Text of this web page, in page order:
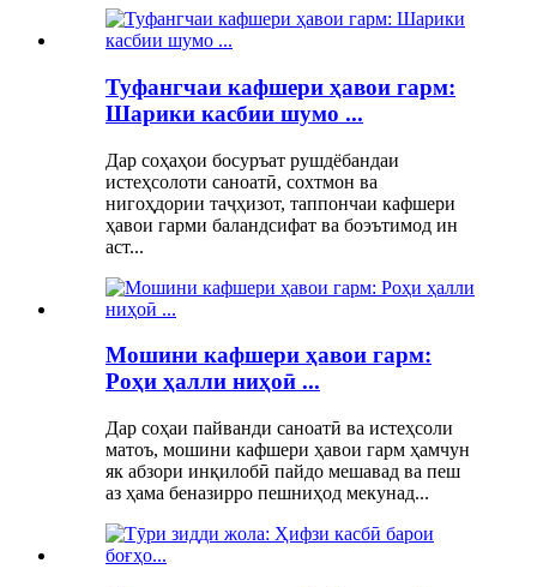
Туфангчаи кафшери ҳавои гарм:
Шарики касбии шумо ...
Дар соҳаҳои босуръат рушдёбандаи
истеҳсолоти саноатӣ, сохтмон ва
нигоҳдории таҷҳизот, таппончаи кафшери
ҳавои гарми баландсифат ва боэътимод ин
аст...
Мошини кафшери ҳавои гарм:
Роҳи ҳалли ниҳоӣ ...
Дар соҳаи пайванди саноатӣ ва истеҳсоли
матоъ, мошини кафшери ҳавои гарм ҳамчун
як абзори инқилобӣ пайдо мешавад ва пеш
аз ҳама беназирро пешниҳод мекунад...